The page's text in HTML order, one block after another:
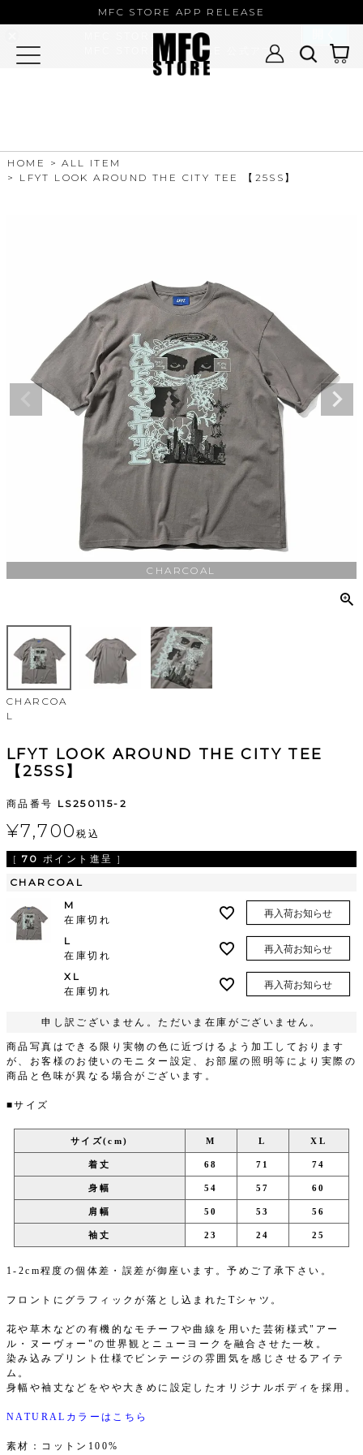
MFC STORE APP RELEASE
HOME
ALL ITEM
LFYT LOOK AROUND THE CITY TEE 【25SS】
CHARCOAL
CHARCOA
L
LFYT LOOK AROUND THE CITY TEE
【25SS】
商品番号 LS250115-2
¥7,700税込
[ 70 ポイント進呈 ]
CHARCOAL
M
在庫切れ
再入荷お知らせ
L
在庫切れ
再入荷お知らせ
XL
在庫切れ
再入荷お知らせ
申し訳ございません。ただいま在庫がございません。
商品写真はできる限り実物の色に近づけるよう加工しております
が、お客様のお使いのモニター設定、お部屋の照明等により実際の
商品と色味が異なる場合がございます。
■サイズ
サイズ(cm) M L XL
着丈 68 71 74
身幅 54 57 60
肩幅 50 53 56
袖丈 23 24 25
1-2cm程度の個体差・誤差が御座います。予めご了承下さい。
フロントにグラフィックが落とし込まれたTシャツ。
花や草木などの有機的なモチーフや曲線を用いた芸術様式"アー
ル・ヌーヴォー"の世界観とニューヨークを融合させた一枚。
染み込みプリント仕様でビンテージの雰囲気を感じさせるアイテ
ム。
身幅や袖丈などをやや大きめに設定したオリジナルボディを採用。
NATURALカラーはこちら
素材：コットン100%
MFC STORE
MFC STORE/EXAMPLE 公式アプリ -
Google Play